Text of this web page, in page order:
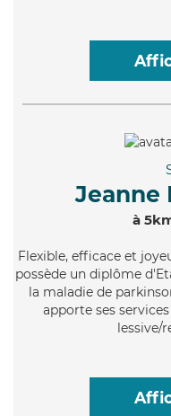
Jeanne
à
Flexible, efficace et
possède un diplôme
la maladie de
apporte ses
lessive/